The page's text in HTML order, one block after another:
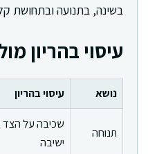
בשינה, בתנועה ובתחושת
עיסוי בהריון
נושא עיסוי בהריון
תנוחה
שכיבה על הצד
ישיבה